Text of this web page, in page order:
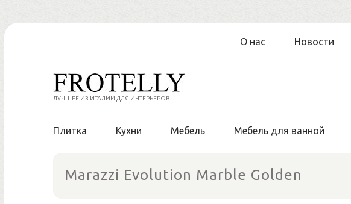
Перейти
О нас Новости
ЛУЧШЕЕ ИЗ ИТАЛИИ ДЛЯ ИНТЕРЬЕРОВ
Плитка Кухни Мебель Мебель для ванной
Marazzi Evolution Marble Golden